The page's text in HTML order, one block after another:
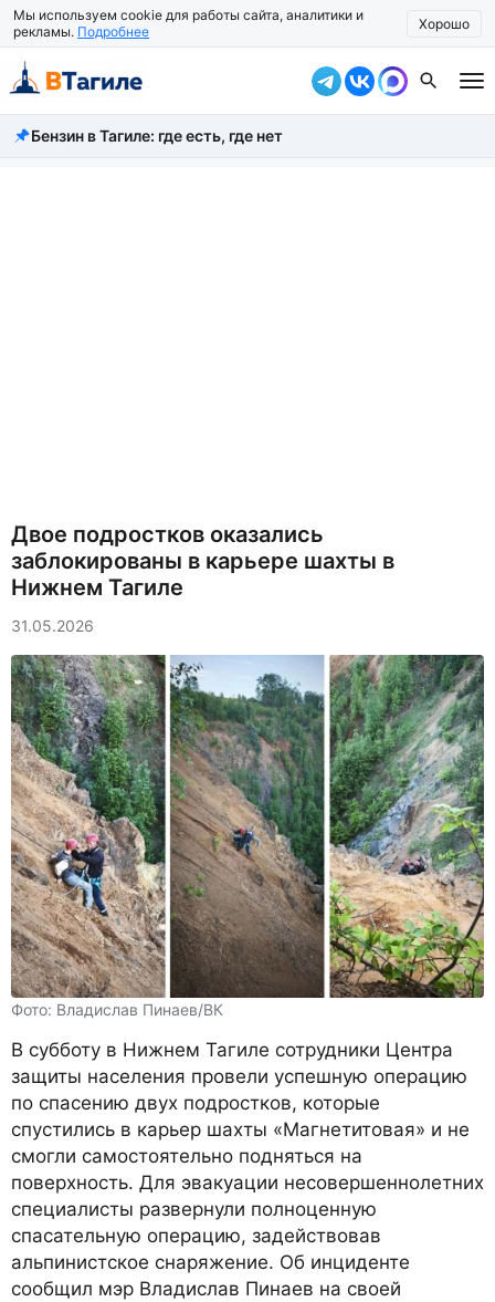
Мы используем cookie для работы сайта, аналитики и
рекламы. Подробнее Хорошо
Все новости
Бензин в Тагиле: где есть, где нет
Двое подростков оказались
заблокированы в карьере шахты в
Нижнем Тагиле
31.05.2026
Фото: Владислав Пинаев/ВК
В субботу в Нижнем Тагиле сотрудники Центра
защиты населения провели успешную операцию
по спасению двух подростков, которые
спустились в карьер шахты «Магнетитовая» и не
смогли самостоятельно подняться на
поверхность. Для эвакуации несовершеннолетних
специалисты развернули полноценную
спасательную операцию, задействовав
альпинистское снаряжение. Об инциденте
сообщил мэр Владислав Пинаев на своей